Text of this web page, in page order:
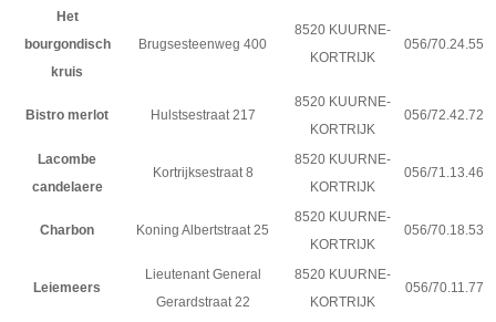
Het
bourgondisch
kruis
Brugsesteenweg 400
8520 KUURNE-
KORTRIJK
056/70.24.55
Bistro merlot Hulstsestraat 217
8520 KUURNE-
KORTRIJK
056/72.42.72
Lacombe
candelaere
Kortrijksestraat 8
8520 KUURNE-
KORTRIJK
056/71.13.46
Charbon Koning Albertstraat 25
8520 KUURNE-
KORTRIJK
056/70.18.53
Leiemeers
Lieutenant General
Gerardstraat 22
8520 KUURNE-
KORTRIJK
056/70.11.77